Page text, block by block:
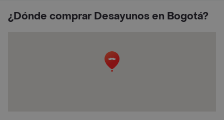
¿Dónde comprar Desayunos en Bogotá?